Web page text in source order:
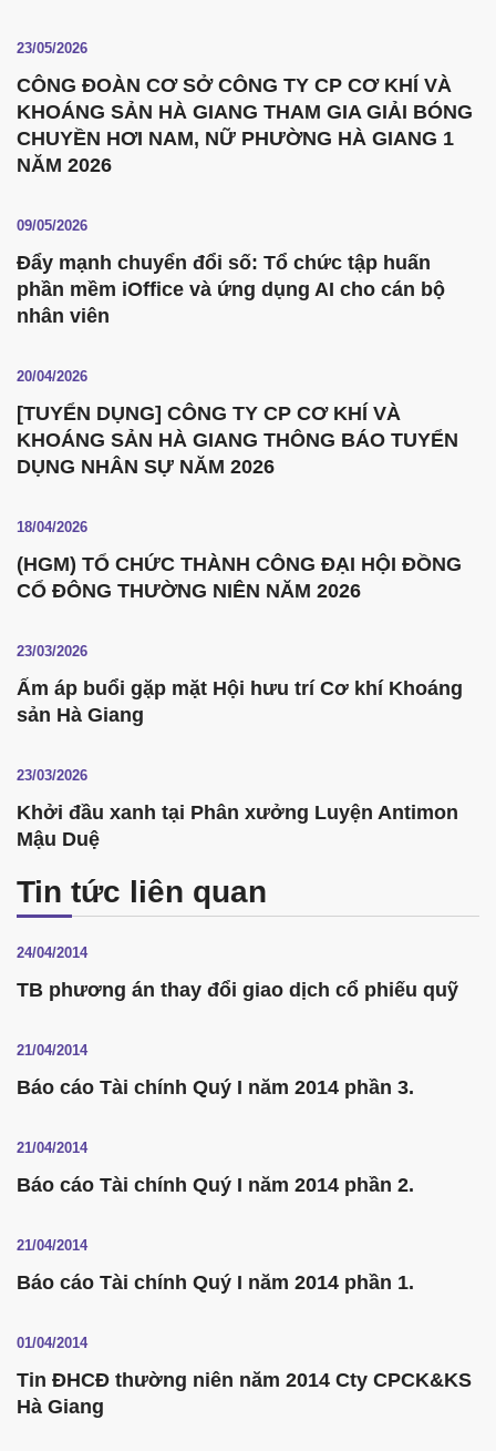
23/05/2026
CÔNG ĐOÀN CƠ SỞ CÔNG TY CP CƠ KHÍ VÀ
KHOÁNG SẢN HÀ GIANG THAM GIA GIẢI BÓNG
CHUYỀN HƠI NAM, NỮ PHƯỜNG HÀ GIANG 1
NĂM 2026
09/05/2026
Đẩy mạnh chuyển đổi số: Tổ chức tập huấn
phần mềm iOffice và ứng dụng AI cho cán bộ
nhân viên
20/04/2026
[TUYỂN DỤNG] CÔNG TY CP CƠ KHÍ VÀ
KHOÁNG SẢN HÀ GIANG THÔNG BÁO TUYỂN
DỤNG NHÂN SỰ NĂM 2026
18/04/2026
(HGM) TỔ CHỨC THÀNH CÔNG ĐẠI HỘI ĐỒNG
CỔ ĐÔNG THƯỜNG NIÊN NĂM 2026
23/03/2026
Ấm áp buổi gặp mặt Hội hưu trí Cơ khí Khoáng
sản Hà Giang
23/03/2026
Khởi đầu xanh tại Phân xưởng Luyện Antimon
Mậu Duệ
Tin tức liên quan
24/04/2014
TB phương án thay đổi giao dịch cổ phiếu quỹ
21/04/2014
Báo cáo Tài chính Quý I năm 2014 phần 3.
21/04/2014
Báo cáo Tài chính Quý I năm 2014 phần 2.
21/04/2014
Báo cáo Tài chính Quý I năm 2014 phần 1.
01/04/2014
Tin ĐHCĐ thường niên năm 2014 Cty CPCK&KS
Hà Giang